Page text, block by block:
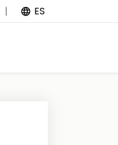
| language ES